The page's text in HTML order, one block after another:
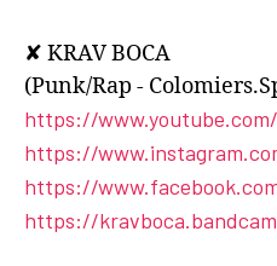
✘ KRAV BOCA
(Punk/Rap -
https://www.youtube.com/
https://
https://
https://